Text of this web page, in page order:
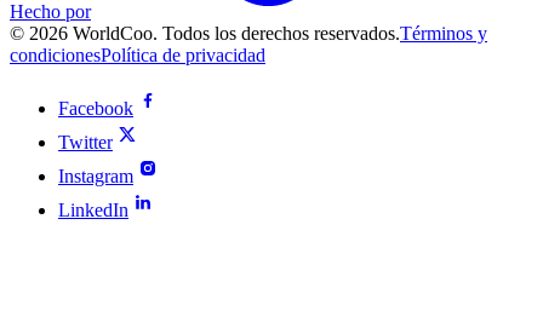
Hecho por
© 2026 WorldCoo. Todos los derechos reservados.Términos y
condicionesPolítica de privacidad
Facebook
Twitter
Instagram
LinkedIn